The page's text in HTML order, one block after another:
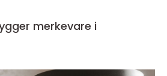
merkevare i